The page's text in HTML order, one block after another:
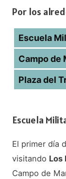
Por los
Escuela
Campo de
Plaza del
Escuela
El primer día
visitando Los
Campo de